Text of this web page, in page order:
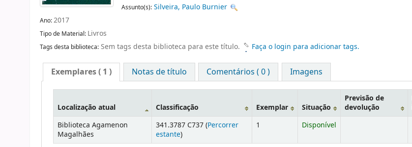
Assunto(s): Silveira, Paulo Burnier
Ano:2017
Tipo de Material: Livros
Tags desta biblioteca: Sem tags desta biblioteca para este título. Faça o login para adicionar tags.
Exemplares( 1 ) Notas de título Comentários ( 0 ) Imagens
Localização atual Classificação Exemplar Situação
Previsão de
devolução
Biblioteca Agamenon
Magalhães
341.3787 C737 (Percorrer
estante)
1 Disponível